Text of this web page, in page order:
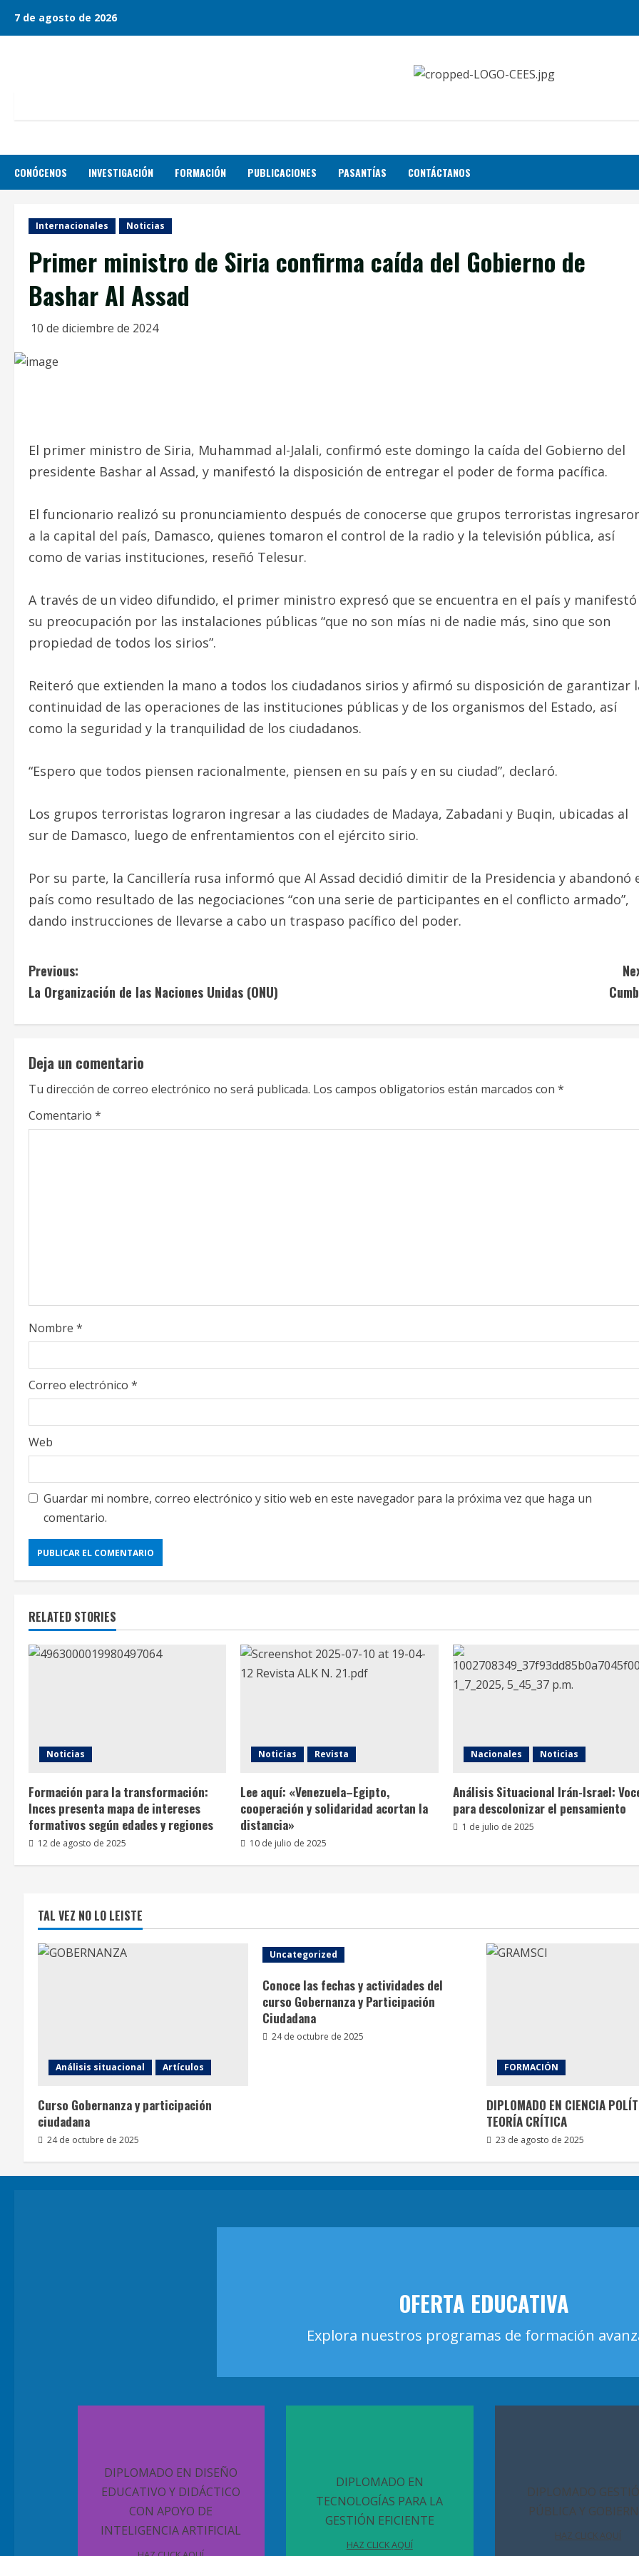
7 de agosto de 2026
CONÓCENOS INVESTIGACIÓN FORMACIÓN PUBLICACIONES PASANTÍAS CONTÁCTANOS
Internacionales Noticias
Primer ministro de Siria confirma caída del Gobierno de
Bashar Al Assad
10 de diciembre de 2024
El primer ministro de Siria, Muhammad al-Jalali, confirmó este domingo la caída del Gobierno del
presidente Bashar al Assad, y manifestó la disposición de entregar el poder de forma pacífica.
El funcionario realizó su pronunciamiento después de conocerse que grupos terroristas
a la capital del país, Damasco, quienes tomaron el control de la radio y la televisión pública, así
como de varias instituciones, reseñó Telesur.
A través de un video difundido, el primer ministro expresó que se encuentra en el país y manifestó
su preocupación por las instalaciones públicas “que no son mías ni de nadie más, sino que son
propiedad de todos los sirios”.
Reiteró que extienden la mano a todos los ciudadanos sirios y afirmó su disposición de garantizar
continuidad de las operaciones de las instituciones públicas y de los organismos del Estado, así
como la seguridad y la tranquilidad de los ciudadanos.
“Espero que todos piensen racionalmente, piensen en su país y en su ciudad”, declaró.
Los grupos terroristas lograron ingresar a las ciudades de Madaya, Zabadani y Buqin, ubicadas al
sur de Damasco, luego de enfrentamientos con el ejército sirio.
Por su parte, la Cancillería rusa informó que Al Assad decidió dimitir de la Presidencia y abandonó
país como resultado de las negociaciones “con una serie de participantes en el conflicto armado”,
dando instrucciones de llevarse a cabo un traspaso pacífico del poder.
C
o
n
t
i
n
d
i
n
g
Previous:
La Organización de las Naciones Unidas (ONU)
Deja un comentario
Tu dirección de correo electrónico no será publicada. Los campos obligatorios están marcados con *
Comentario *
Nombre *
Correo electrónico *
Web
Guardar mi nombre, correo electrónico y sitio web en este navegador para la próxima vez que haga un
comentario.
RELATED STORIES
Noticias
Formación para la transformación:
Inces presenta mapa de intereses
formativos según edades y regiones
12 de agosto de 2025
Noticias Revista
Lee aquí: «Venezuela–Egipto,
cooperación y solidaridad acortan la
distancia»
10 de julio de 2025
Nacionales Noticias
Análisis Situacional Irán-Israel:
para descolonizar el pensamiento
1 de julio de 2025
TAL VEZ NO LO LEISTE
Análisis situacional Artículos
Curso Gobernanza y participación
ciudadana
24 de octubre de 2025
Uncategorized
Conoce las fechas y actividades del
curso Gobernanza y Participación
Ciudadana
24 de octubre de 2025
FORMACIÓN
DIPLOMADO EN CIENCIA
TEORÍA CRÍTICA
23 de agosto de 2025
OFERTA EDUCATIVA
Explora nuestros programas de formación
DIPLOMADO EN DISEÑO
EDUCATIVO Y DIDÁCTICO
CON APOYO DE
INTELIGENCIA ARTIFICIAL
DIPLOMADO EN
TECNOLOGÍAS PARA LA
GESTIÓN EFICIENTE
HAZ CLICK AQUÍ
DIPLOMADO
PÚBLICA Y
HAZ CLICK AQUÍ